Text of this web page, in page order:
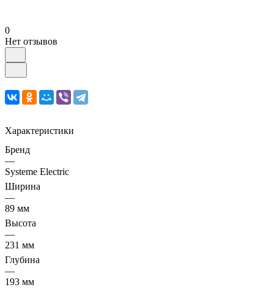
0
Нет отзывов
Характеристики
Бренд
—
Systeme Electric
Ширина
—
89 мм
Высота
—
231 мм
Глубина
—
193 мм